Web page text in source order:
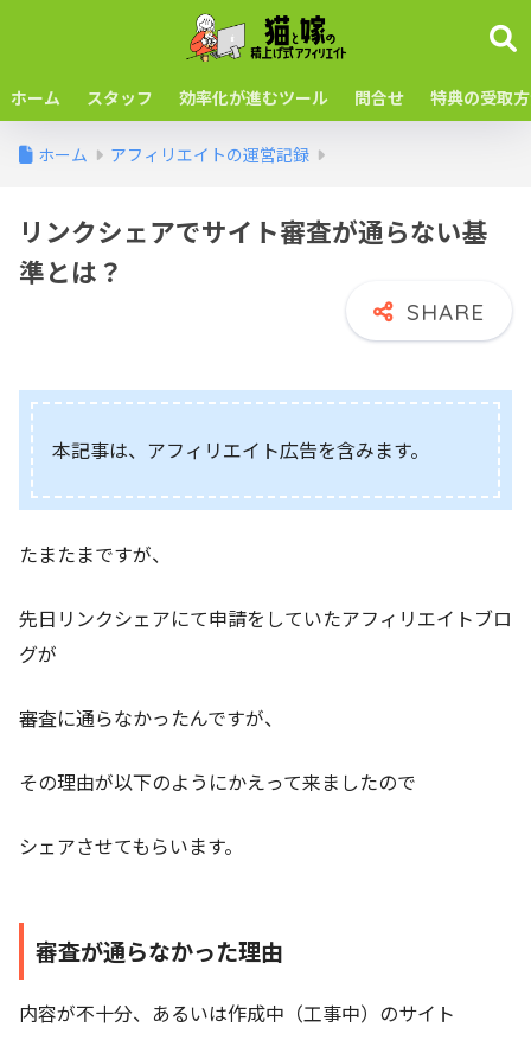
ホーム スタッフ 効率化が進むツール 問合せ 特典の受取
ホーム アフィリエイトの運営記録
リンクシェアでサイト審査が通らない基
準とは？
本記事は、アフィリエイト広告を含みます。
たまたまですが、
先日リンクシェアにて申請をしていたアフィリエイトブロ
グが
審査に通らなかったんですが、
その理由が以下のようにかえって来ましたので
シェアさせてもらいます。
審査が通らなかった理由
内容が不十分、あるいは作成中（工事中）のサイト